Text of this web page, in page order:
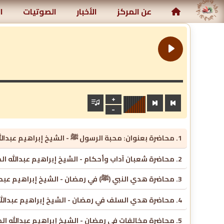
مركز رياض الصالحين الإسلامي عن المركز الأخبار الصوتيات
1. محاضرة بعنوان: محبة الرسول ﷺ - الشيخ إبراهيم عبدالله المزروعي
2. محاضرة شعبان آداب وأحكام - الشيخ إبراهيم عبدالله المزروعي
3. محاضرة هدي النبي (ﷺ) في رمضان - الشيخ إبراهيم عبدالله المزروعي
4. محاضرة هدي السلف في رمضان - الشيخ إبراهيم عبدالله المزروعي
5. محاضرة مخالفات في رمضان - الشيخ إبراهيم عبدالله المزروعي